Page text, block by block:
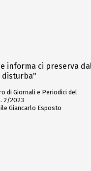
informa ci preserva
disturba"
di Giornali e Periodici del
2/2023
Giancarlo Esposto